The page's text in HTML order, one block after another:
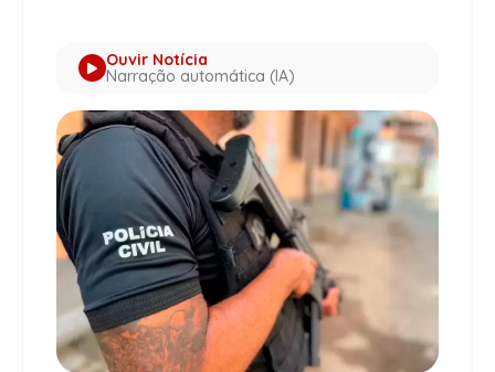
Ouvir Notícia
Narração automática (IA)